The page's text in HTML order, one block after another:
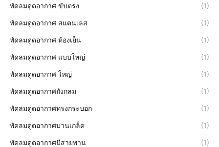
พัดลมดูดอากาศ ขับตรง (1)
พัดลมดูดอากาศ สแตนเลส (1)
พัดลมดูดอากาศ ห้องเย็น (1)
พัดลมดูดอากาศ แบบใหญ่ (1)
พัดลมดูดอากาศ ใหญ่ (1)
พัดลมดูดอากาศถังกลม (1)
พัดลมดูดอากาศทรงกระบอก (1)
พัดลมดูดอากาศบานเกล็ด (1)
พัดลมดูดอากาศมีสายพาน (1)